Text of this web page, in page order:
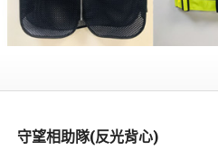
守望相助隊(反光背心)